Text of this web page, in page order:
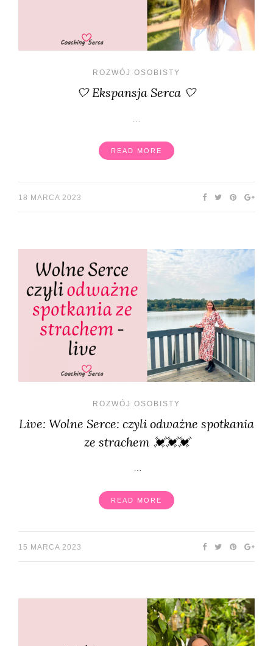
ROZWÓJ OSOBISTY
🤍 Ekspansja Serca 🤍
READ MORE
18 MARCA 2023
ROZWÓJ OSOBISTY
Live: Wolne Serce: czyli odważne spotkania
ze strachem 💓💓💓
…
READ MORE
15 MARCA 2023